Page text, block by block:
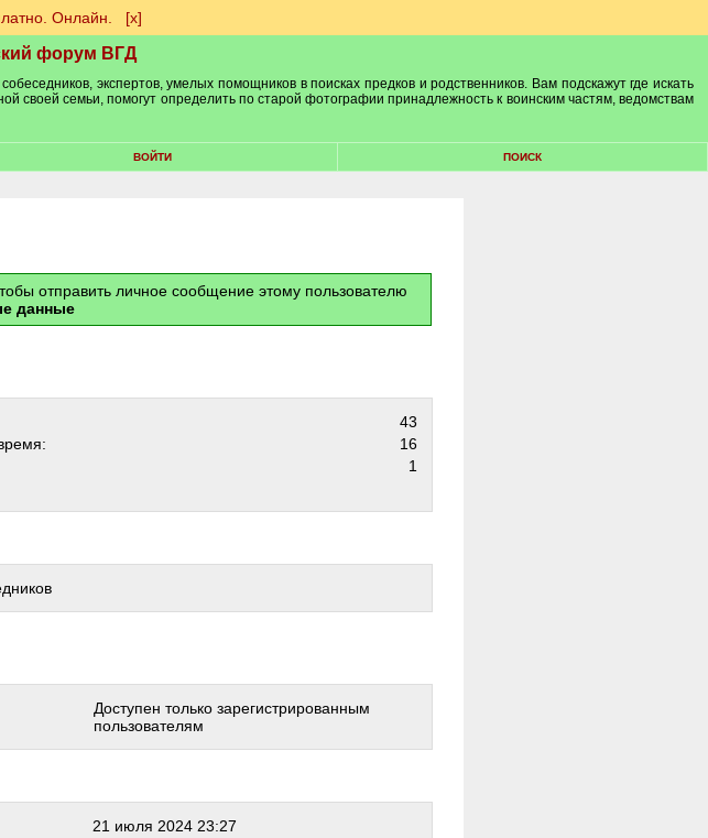
Онлайн. [х]
форум ВГД
экспертов, умелых помощников в поисках предков и родственников. Вам подскажут где искать
своей семьи, помогут определить по старой фотографии принадлежность к воинским частям, ведомствам
ВОЙТИ ПОИСК
отправить личное сообщение этому пользователю
данные
43
16
1
Доступен только зарегистрированным
пользователям
21 июля 2024 23:27